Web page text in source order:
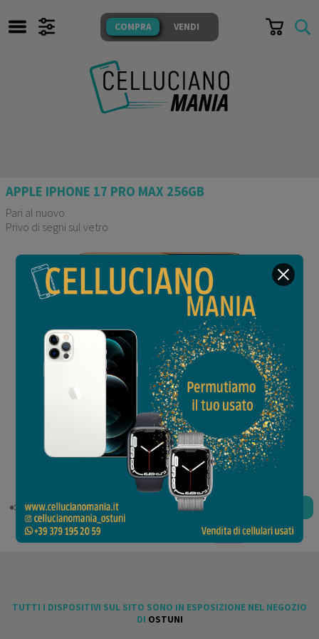
COMPRA VENDI
TUTTI I NOSTRI PRODOTTI
SONO TESTATI E GARANTITI
COMPRA
VENDI
FACEBOOK
INSTAGRAM
Domande
e Risposte
Partner
TUTTI I DISPOSITIVI SUL SITO
SONO IN ESPOSIZIONE NEL
NEGOZIO DI OSTUNI
APPLE IPHONE 17 PRO MAX 256GB
Pari al nuovo
Privo di segni sul vetro
Acquisto del 25/09/2025
1.299 €
o 3 rate da senza interessi.
TUTTI I DISPOSITIVI SUL SITO SONO IN ESPOSIZIONE NEL NEGOZIO
DI OSTUNI